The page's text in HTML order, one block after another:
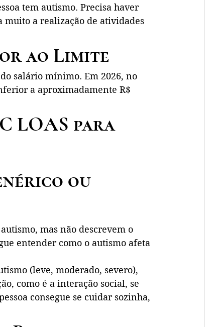
tem autismo. Precisa haver
muito a realização de atividades
ao Limite
salário mínimo. Em 2026, no
a aproximadamente R$
LOAS para
ou
mas não descrevem o
entender como o autismo afeta
(leve, moderado, severo),
como é a interação social, se
consegue se cuidar sozinha,